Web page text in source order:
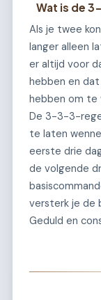
Wat is de
Als je twee
langer alleen
er altijd voor
hebben en
hebben om te
De 3-3-3-
te laten
eerste drie
de volgende
versterk je de
Geduld en